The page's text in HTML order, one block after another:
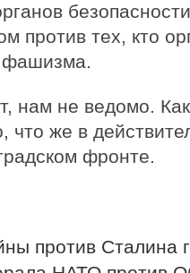
против тех, кто
фашизма.
нам не ведомо.
что же в
фронте.
против Сталина